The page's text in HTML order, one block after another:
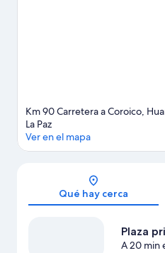
Km 90 Carretera a Coroico,
La Paz
Ver en el mapa
Qué hay cerca
Plaza
A 20 min